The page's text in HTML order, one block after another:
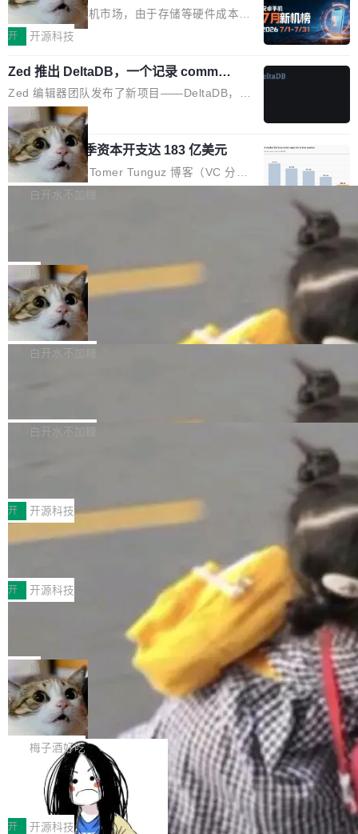
变体：Switchable...
那个创业公司。不同的是，这次它构建在 Cloudf
lare Workers 上——我花了九年时间搭建的平台
——并且深度集成了 AI。这基本上是我十年秘密
计划的顶峰。 十年前，Ken...
数据库，按名称寻址，复制到你自己的 S3 兼容
存储库里。节点之间只通过这个存储库协调——
个小型数据库，应用天然按分片构建，单个数据
库的竞争和爆炸半径问题在设计层面就被消除
了。 闲置的 cell 会休眠到几乎不占资源。当 cel
l 迁移或唤醒时，新宿主从 S3 恢复 SQLite 数据
库继续执行。存储库是持久化的唯一真相...
性能、流畅双第一，三星Galaxy Z系列
新折叠缺席
2026年7月的手机市场，由于存储等硬件成本暴
增，手机厂商的日子也不好过啊，新机速度明显
高价的三星折叠（三星Galaxy Z Fold8 Ultra / Z
Fold8 / Z Flip8）外，其余要么是中低端机器，
例如iQOO Z11i、REDMI Note 17、REDMI No
te 17 Pro、OPPO K15，要么是vivo X300 E这
样的次旗舰。 Galaxy Z Fold8 Ultra / Z Fold8 /
Z Flip8三款折叠屏新机均在7月22日发布，且全
部搭载骁龙8 Elite Gen5 for Galaxy，它们本该
开 开源科技
Zed 推出 DeltaDB，一个记录 commit
之间所有操作的版本控制系统
Zed 编辑器团队发布了新项目——DeltaDB，一
个在 git commit 之间记录每一次编辑操作的版
本控制系统。目前处于 Early Access 阶段。 De
ltaDB 的核心思路直接写在 landing page 最显
眼的位置：「Software is made between com
mits」——软件是在 commit 之间写出来的。git
是把这段空隙补上。 回退到任何一次编辑：Delt
aDB 捕获 commit 之间的每一次操作，...
局
SpaceXAI 单季资本开支达 183 亿美元
根据风险投资人Tomer Tunguz 博客（VC 分
析）披露的最新分析与第二季度业绩报告，Spac
微软同期总资本开支的四成。 与亚马逊、Alpha
bet、微软以及 Meta 等传统科技巨头相比，Spa
ceXAI的资金消耗速度尤为引人瞩目。然而，支
撑庞大支出的资金来源却呈现出截然不同的面
貌。数据显示，微软和 Meta 主要依托充沛的经
白开水不加糖
一个在终端里运行的编程 agent；Muse Spark
1.2，驱动这个 agent 的新模型。一句话概括：
你可以用 curl -fsSL https://dev.meta.ai/install.
sh | bash 安装一个能在大项目里自动规划、写
代码、验证结果的 AI 终端工具。 据介绍，Muse
个主 agent 循环，外加一组后台 agent。这些后
局
美团开源 LoHoSearch，用知识图谱校
准 AI 能力认知
机器出题的前提，是让机器拥有全局视野。整个
构建流程可以分为四个环节：建图 → 控制难度
白开水不加糖
库，并将作为transport接入Mooncake TENT。
MPComm将作为一种传输引擎接入Mooncake T
ENT，实现零拷贝传输性能提升30%、非零拷贝
传输性能最高提升5倍。UCL-MPComm底层基
于自研UCL-Engine通信引擎，后续腾讯网平将
持续开源更多基于UCL-Engine的高性能通信组
件。 腾讯网平团队在UCL-MPComm中实现了一
个独立于业务线程的全局通信引擎（Engine），
白开水不加糖
型案例入选名单》，深信服“面向企业研发场景的
开源 AI 编程平台 CoStrict 应用”凭借卓越的技术
创新与落地成效成功入选。 全链路私有化部署，
助力企业AI研发安全落地 当前，越来越多企业已
经开始引入 AI Coding 工具，通过调用公有云模
型或企业内部部署模型提升研发效率。但随着 AI
Coding 从个人辅助工具逐步走向团队级、组织
级应用，企业在规模化落地过程中，对安全性、
可控性和代码质量提出了更高要求。 首先是数据
安全与合规要求。对于大多数普通研发场景，公
有云模型能够满足快速试用和效率提升的需求。
但对于金融、能源、医疗等对数据安全要求较...
开 开源科技
深信服AI算力网关入选工信部人工智能
前不久，工业和信息化部正式发布《2025年人工
智能应用典型案例名单》，集中展示人工智能在
各领域的应用成果，覆盖技术底座、行业赋能、
产品应用、支撑保障、专题等五大方向。深信服
AI算力网关（AI创新平台）成功入选！ 随着各行
各业的Agent走向规模化建设，算力构成形态逐
渐丰富，用户关注的重点也在发生变化：不只是
让AI用起来，还要进一步看清混合算力时代下，
Token花在哪里、算力是否被充分利用，以及持
续增长的AI成本该如何优化。 深信服AI算力网关
正是围绕这些实际问题，从Token治理和成本治
理两个方面，让用户的每一份算力都看得清、管
得住、用得稳、省得下、更安全！ 一、从现在开
始，Token使用一目...
开 开源科技
Jeff Dean 离开 Google：一个时代的结
束，一个实验室的开始
Google 员工编号 20。MapReduce 作者之一。
Bigtable 作者之一。TensorFlow 的作者之一。
Gemini 的架构师。Google 首席科学家。 Jeff D
ean 在 Google 工作了 27 年后，宣布离职。 他
不是一个人走。一同离开的还有 Sanjay Ghema
wat（Google 员工编号 23，Jeff Dean 二十多
年的编程搭档，MapReduce 和 Bigtable 的共同
作者）、Quoc Le（Google 大脑核心成员，Se
q2Seq 和 DocAI 的共同发明人）以及 Oriol Vin
yals（Gemini 联合负责人，AlphaSta...
局
🔥 SolonCode v2026.8.4 发布：界面
字体可调、22 种语言、记忆搜索增强
打开终端就能上岗的全中文编码智能体，这一轮
把「看得清、用母语、记得住」三件事一次补
齐。 SolonCode 是什么 SolonCode 是杭州无
耳科技研发的企业级终端编码智能体——一位全
中文驱动的数字员工，自主理解需求、规划步
骤、编写代码。不挑模型、不挑平台，curl 一行
梅子酒好吃
让“代码语义理解”深度释放AI Coding
价值潜能：华为云码道（CodeArts）
代码仓技术解析
一、代码仓深度理解技术的作用与价值 在软件工
程实践中，代码仓是企业核心知识资产的主要载
开 开源科技